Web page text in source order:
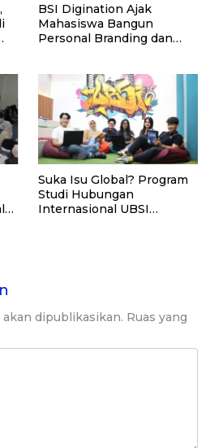
BSI Digination Ajak
Mahasiswa Bangun
Personal Branding dan
Suka Isu Global? Program
Studi Hubungan
Internasional UBSI
dipublikasikan. Ruas yang